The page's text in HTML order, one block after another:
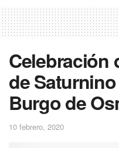
Celebración
de
Burgo de
10 febrero, 2020